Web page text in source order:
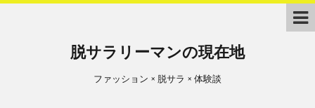
脱サラリーマンの現在地
ファッション × 脱サラ × 体験談